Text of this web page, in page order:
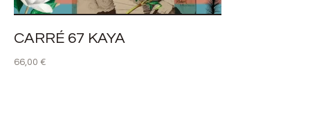
CARRÉ 67 KAYA
66,00 €